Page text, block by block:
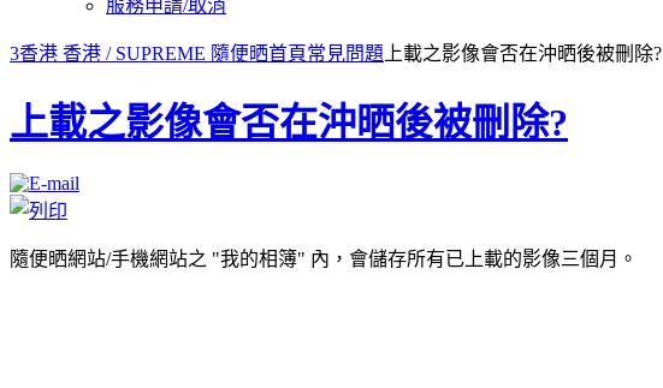
服務申請/取消
3香港 香港 / SUPREME 隨便晒首頁常見問題 上載之影像會否在沖晒後被刪除?
上載之影像會否在沖晒後被刪除?
隨便晒網站/手機網站之 "我的相簿" 內，會儲存所有已上載的影像三個月。